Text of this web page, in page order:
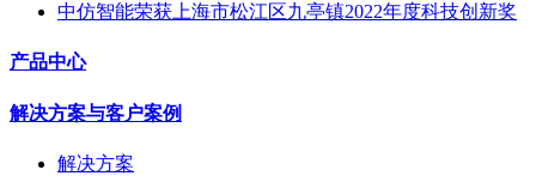
中仿智能荣获上海市松江区九亭镇2022年度科技创新奖
产品中心
解决方案与客户案例
解决方案